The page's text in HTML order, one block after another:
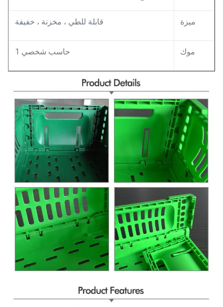
ميزة قابلة للطي ، مخزنة ، خفيفة
موك حاسب شخصي 1